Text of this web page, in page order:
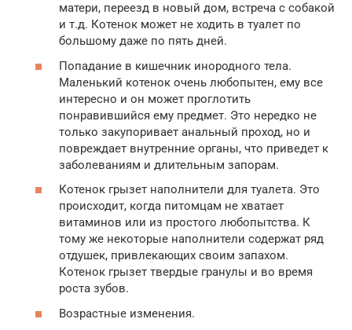
матери, переезд в новый дом, встреча с собакой
и т.д. Котенок может не ходить в туалет по
большому даже по пять дней.
Попадание в кишечник инородного тела.
Маленький котенок очень любопытен, ему все
интересно и он может проглотить
понравившийся ему предмет. Это нередко не
только закупоривает анальный проход, но и
повреждает внутренние органы, что приведет к
заболеваниям и длительным запорам.
Котенок грызет наполнители для туалета. Это
происходит, когда питомцам не хватает
витаминов или из простого любопытства. К
тому же некоторые наполнители содержат ряд
отдушек, привлекающих своим запахом.
Котенок грызет твердые гранулы и во время
роста зубов.
Возрастные изменения.